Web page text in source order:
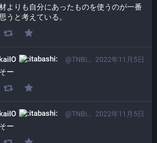
よりも自分にあったものを使うのが一番
うと考えている。
2022年11月5日
@TNBi01osp@itabashi.0j0.jp
ー
2022年11月5日
@TNBi01osp@itabashi.0j0.jp
ー